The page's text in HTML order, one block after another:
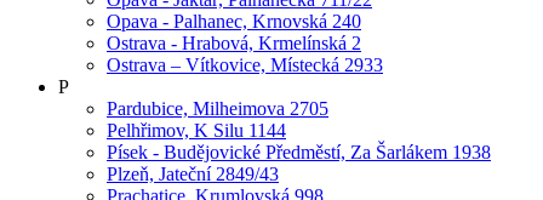
Opava - Palhanec, Krnovská 240
Ostrava - Hrabová, Krmelínská 2
Ostrava – Vítkovice, Místecká 2933
P
Pardubice, Milheimova 2705
Pelhřimov, K Silu 1144
Písek - Budějovické Předměstí, Za Šarlákem 1938
Plzeň, Jateční 2849/43
Prachatice, Krumlovská 998